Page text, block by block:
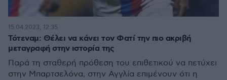
Τότεναμ: Θέλει να κάνει τον Φατί την πιο ακριβή
μεταγραφή στην ιστορία της
Παρά τη σταθερή πρόθεση του επιθετικού να πετύχει
στην Μπαρτσελόνα, στην Αγγλία επιμένουν ότι η
15.04.2023, 12:35